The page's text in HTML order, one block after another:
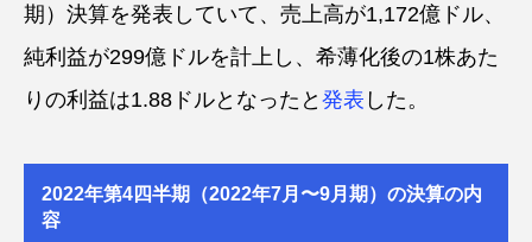
期）決算を発表していて、売上高が1,172億ドル、
純利益が299億ドルを計上し、希薄化後の1株あた
りの利益は1.88ドルとなったと 発表 した。
2022年第4四半期（2022年7月〜9月期）の決算の内
容